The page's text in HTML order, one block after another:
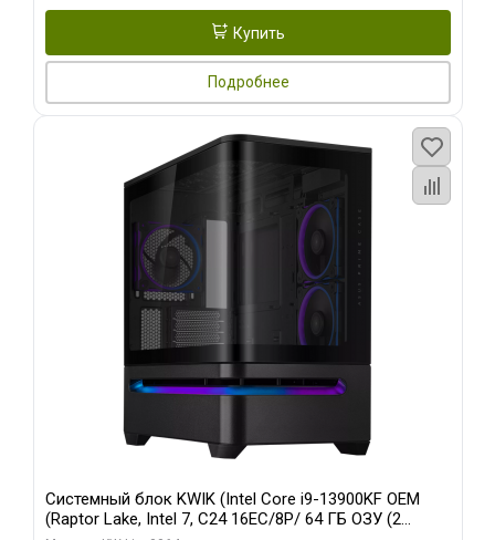
Купить
Подробнее
Системный блок KWIK (Intel Core i9-13900KF OEM
(Raptor Lake, Intel 7, C24 16EC/8P/ 64 ГБ ОЗУ (2